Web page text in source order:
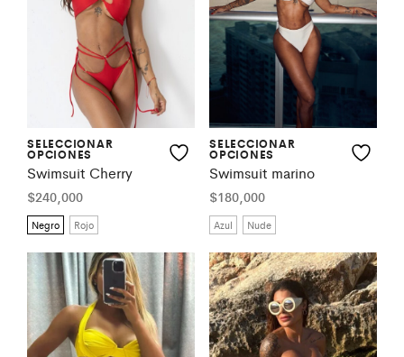
SELECCIONAR
OPCIONES
Swimsuit Cherry
$240,000
Negro Rojo
SELECCIONAR
OPCIONES
Swimsuit marino
$180,000
Azul Nude